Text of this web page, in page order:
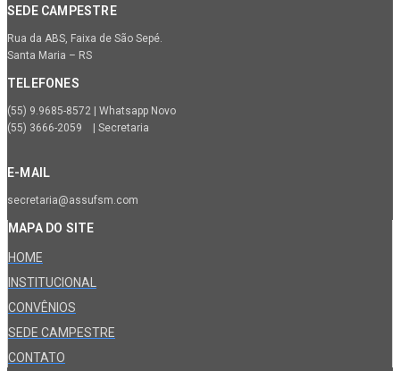
SEDE CAMPESTRE
Rua da ABS, Faixa de São Sepé.
Santa Maria – RS
TELEFONES
(55) 9.9685-8572 | Whatsapp Novo
(55) 3666-2059 | Secretaria
E-MAIL
secretaria@assufsm.com
MAPA DO SITE
HOME
INSTITUCIONAL
CONVÊNIOS
SEDE CAMPESTRE
CONTATO